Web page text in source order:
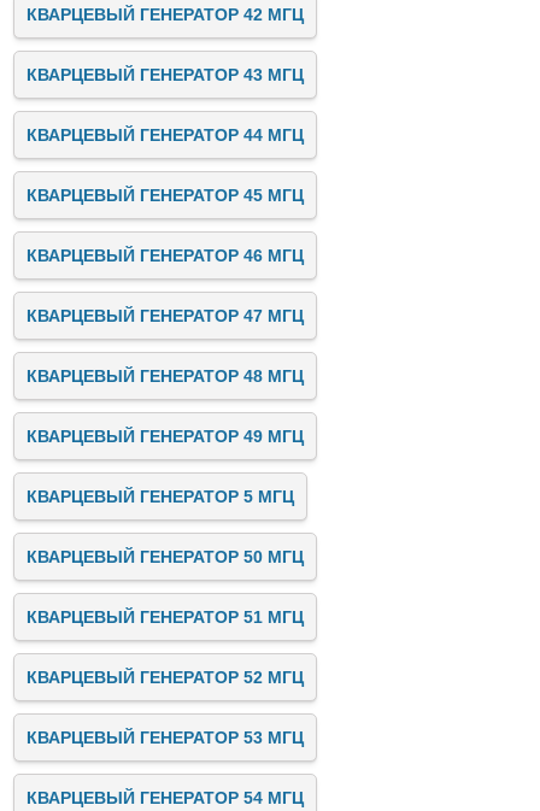
КВАРЦЕВЫЙ ГЕНЕРАТОР 42 МГЦ
КВАРЦЕВЫЙ ГЕНЕРАТОР 43 МГЦ
КВАРЦЕВЫЙ ГЕНЕРАТОР 44 МГЦ
КВАРЦЕВЫЙ ГЕНЕРАТОР 45 МГЦ
КВАРЦЕВЫЙ ГЕНЕРАТОР 46 МГЦ
КВАРЦЕВЫЙ ГЕНЕРАТОР 47 МГЦ
КВАРЦЕВЫЙ ГЕНЕРАТОР 48 МГЦ
КВАРЦЕВЫЙ ГЕНЕРАТОР 49 МГЦ
КВАРЦЕВЫЙ ГЕНЕРАТОР 5 МГЦ
КВАРЦЕВЫЙ ГЕНЕРАТОР 50 МГЦ
КВАРЦЕВЫЙ ГЕНЕРАТОР 51 МГЦ
КВАРЦЕВЫЙ ГЕНЕРАТОР 52 МГЦ
КВАРЦЕВЫЙ ГЕНЕРАТОР 53 МГЦ
КВАРЦЕВЫЙ ГЕНЕРАТОР 54 МГЦ